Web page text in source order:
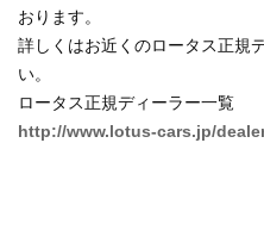
おります。
詳しくはお近くのロータス正規
い。
ロータス正規ディーラー一覧
http://www.lotus-cars.jp/